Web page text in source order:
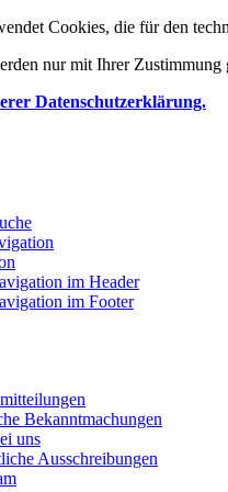
Cookies, die für den
nur mit Ihrer Zustimmung
Datenschutzerklärung.
im Header
im Footer
Bekanntmachungen
uns
Ausschreibungen